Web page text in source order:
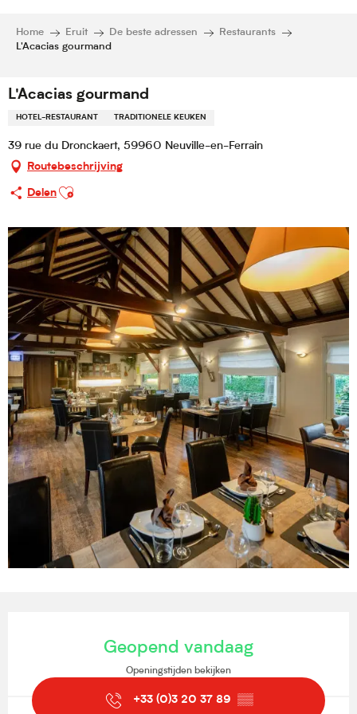
Home Eruit De beste adressen
Restaurants
L'Acacias gourmand
L'Acacias gourmand
HOTEL-RESTAURANT TRADITIONELE KEUKEN
39 rue du Dronckaert, 59960 Neuville-en-Ferrain
Routebeschrijving
Delen
Ajouter aux favoris
Geopend vandaag
Openingstijden bekijken
+33 (0)3 20 37 89 ▒▒